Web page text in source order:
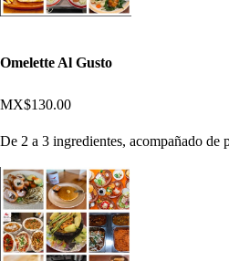
Omelette Al Gusto
MX$130.00
De 2 a 3 ingredientes, acompañado de